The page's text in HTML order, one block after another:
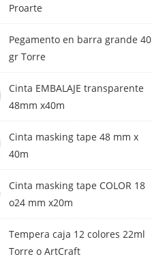
Proarte
Pegamento en barra grande 40
gr Torre
Cinta EMBALAJE transparente
48mm x40m
Cinta masking tape 48 mm x
40m
Cinta masking tape COLOR 18
o24 mm x20m
Tempera caja 12 colores 22ml
Torre o ArtCraft